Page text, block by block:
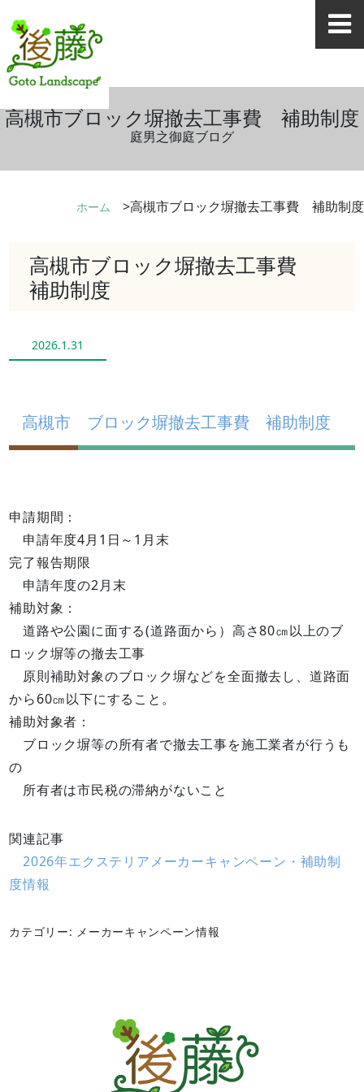
高槻市ブロック塀撤去工事費 補助制度
庭男之御庭ブログ
ホーム 高槻市ブロック塀撤去工事費 補助制度
高槻市ブロック塀撤去工事費
補助制度
2026.1.31
高槻市 ブロック塀撤去工事費 補助制度
申請期間：
申請年度4月1日～1月末
完了報告期限
申請年度の2月末
補助対象：
道路や公園に面する(道路面から）高さ80㎝以上のブ
ロック塀等の撤去工事
原則補助対象のブロック塀などを全面撤去し、道路面
から60㎝以下にすること。
補助対象者：
ブロック塀等の所有者で撤去工事を施工業者が行うも
の
所有者は市民税の滞納がないこと
関連記事
2026年エクステリアメーカーキャンペーン・補助制
度情報
カテゴリー: メーカーキャンペーン情報